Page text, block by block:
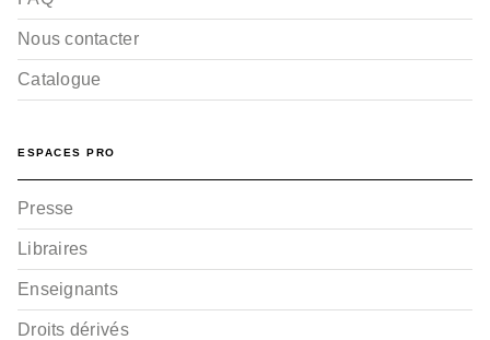
Nous contacter
Catalogue
ESPACES PRO
Presse
Libraires
Enseignants
Droits dérivés